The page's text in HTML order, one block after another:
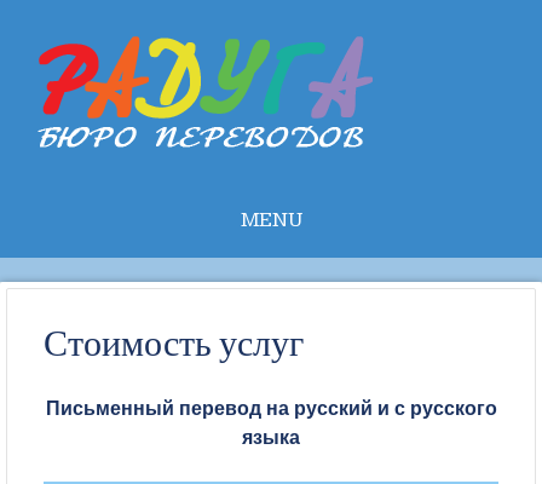
MENU
Стоимость услуг
Письменный перевод на русский и с русского
языка